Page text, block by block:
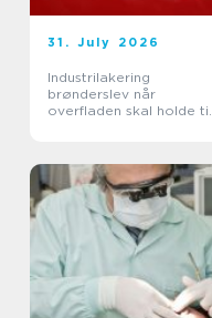
31. July 2026
Industrilakering
brønderslev når
overfladen skal holde til